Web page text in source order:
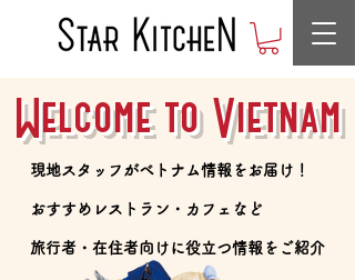
Welcome to Vietnam
​現地スタッフがベトナム情報をお届け！
​おすすめレストラン・カフェなど
​旅行者・在住者向けに役立つ情報をご紹介